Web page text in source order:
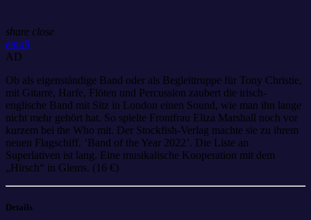
share close
email
AD
Ob als eigenständige Band oder als Begleittruppe für Tony Christie,
mit Gitarre, Harfe, Flöten und Percussion zaubert die irisch-
englische Band mit Sitz in London einen Sound, wie man ihn lange
nicht mehr gehört hat. So spielte Frontfrau Eliza Marshall noch vor
kurzem bei the Who mit. Der Stockfish-Verlag machte sie zu ihrem
neuen Flagschiff. ‘Band of the Year 2022’. Die Liste an
Superlativen ist lang. Eine musikalische Kooperation mit dem
„Hirsch“ in Glems. (16 €)
Details